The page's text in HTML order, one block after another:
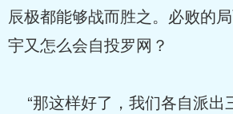
辰极都能够战而胜之。必败的
宇又怎么会自投罗网？
“那这样好了，我们各自派出